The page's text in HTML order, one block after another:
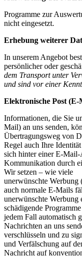
Programme zur
nicht eingesetzt.
Erhebung weiterer
In unserem Angebot
persönlicher oder
dem Transport unter
und sind vor einer
Elektronische Post (E-
Informationen, die Sie
Mail) an uns senden,
Übertragungsweg von
Regel auch Ihre
sich hinter einer E-Mail-
Kommunikation durch
Wir setzen – wie viele
unerwünschte Werbung
auch normale E-Mails
unerwünschte
schädigende
jedem Fall automatisch
Nachrichten an uns
verschlüsseln und zu
und Verfälschung auf
Nachricht auf